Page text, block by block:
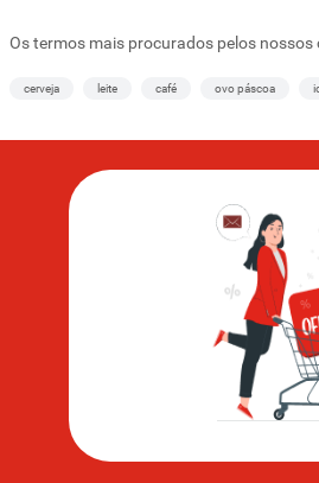
Os termos mais procurados pelos nossos
cerveja leite café ovo páscoa